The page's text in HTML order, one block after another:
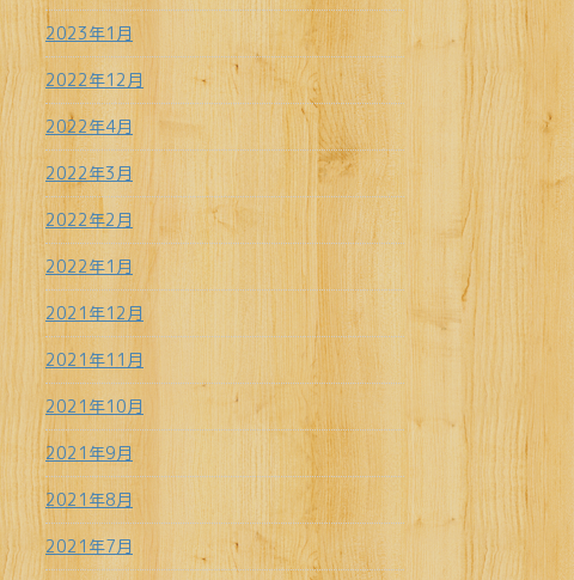
2023年1月
2022年12月
2022年4月
2022年3月
2022年2月
2022年1月
2021年12月
2021年11月
2021年10月
2021年9月
2021年8月
2021年7月